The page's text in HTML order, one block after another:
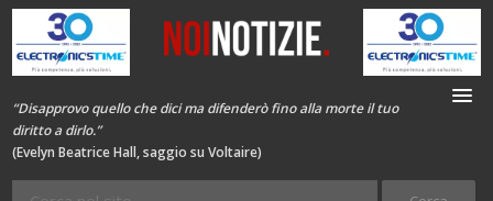
“Disapprovo quello che dici ma difenderò fino alla morte il tuo
diritto a dirlo.”
(Evelyn Beatrice Hall, saggio su Voltaire)